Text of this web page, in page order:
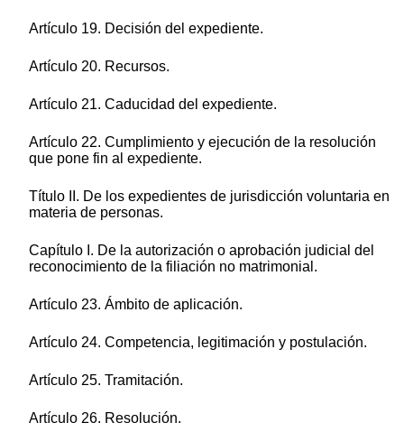
Artículo 19. Decisión del expediente.
Artículo 20. Recursos.
Artículo 21. Caducidad del expediente.
Artículo 22. Cumplimiento y ejecución de la resolución
que pone fin al expediente.
Título II. De los expedientes de jurisdicción voluntaria en
materia de personas.
Capítulo I. De la autorización o aprobación judicial del
reconocimiento de la filiación no matrimonial.
Artículo 23. Ámbito de aplicación.
Artículo 24. Competencia, legitimación y postulación.
Artículo 25. Tramitación.
Artículo 26. Resolución.